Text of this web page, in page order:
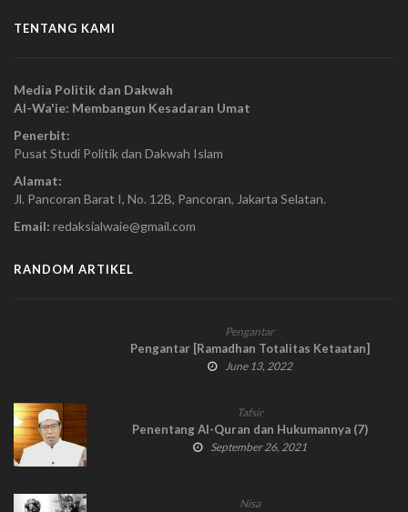
TENTANG KAMI
Media Politik dan Dakwah
Al-Wa'ie: Membangun Kesadaran Umat
Penerbit:
Pusat Studi Politik dan Dakwah Islam
Alamat:
Jl. Pancoran Barat I, No. 12B, Pancoran, Jakarta Selatan.
Email: redaksialwaie@gmail.com
RANDOM ARTIKEL
Pengantar
Pengantar [Ramadhan Totalitas Ketaatan]
June 13, 2022
Tafsir
Penentang Al-Quran dan Hukumannya (7)
September 26, 2021
Nisa